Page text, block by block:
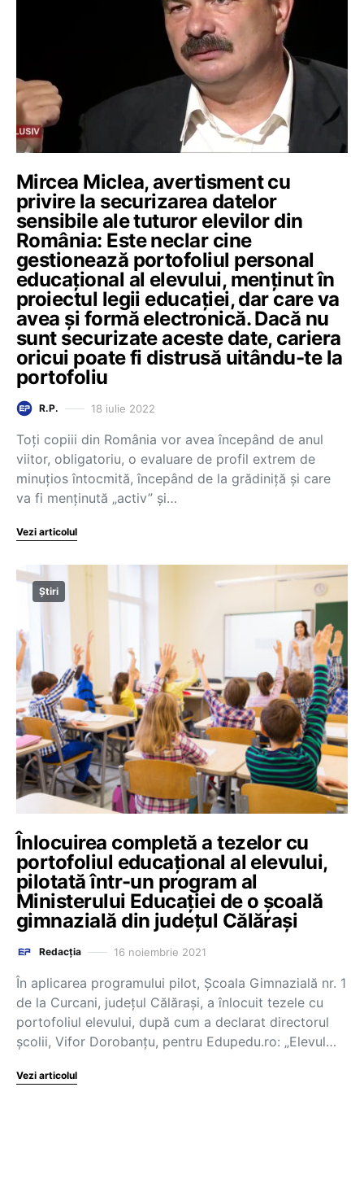
Mircea Miclea, avertisment cu
privire la securizarea datelor
sensibile ale tuturor elevilor din
România: Este neclar cine
gestionează portofoliul personal
educațional al elevului, menținut în
proiectul legii educației, dar care va
avea și formă electronică. Dacă nu
sunt securizate aceste date, cariera
oricui poate fi distrusă uitându-te la
portofoliu
R.P. 18 iulie 2022
Toți copiii din România vor avea începând de anul
viitor, obligatoriu, o evaluare de profil extrem de
minuțios întocmită, începând de la grădiniță și care
va fi menținută „activ” și…
Vezi articolul
Știri
Înlocuirea completă a tezelor cu
portofoliul educațional al elevului,
pilotată într-un program al
Ministerului Educației de o școală
gimnazială din județul Călărași
Redacția 16 noiembrie 2021
În aplicarea programului pilot, Școala Gimnazială nr. 1
de la Curcani, județul Călărași, a înlocuit tezele cu
portofoliul elevului, după cum a declarat directorul
școlii, Vifor Dorobanțu, pentru Edupedu.ro: „Elevul…
Vezi articolul